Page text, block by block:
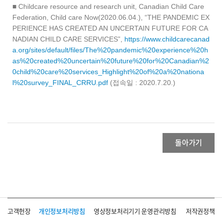
■ Childcare resource and research unit, Canadian Child Care
Federation, Child care Now(2020.06.04.), “THE PANDEMIC EX
PERIENCE HAS CREATED AN UNCERTAIN FUTURE FOR CA
NADIAN CHILD CARE SERVICES”, https://www.childcarecanad
a.org/sites/default/files/The%20pandemic%20experience%20h
as%20created%20uncertain%20future%20for%20Canadian%2
0child%20care%20services_Highlight%20of%20a%20nationa
l%20survey_FINAL_CRRU.pdf (접속일 : 2020.7.20.)
돌아가기
고객헌장 개인정보처리방침 영상정보처리기기 운영관리방침 저작권정책